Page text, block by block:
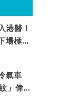
港醫！
場極震
氣車
」偉論